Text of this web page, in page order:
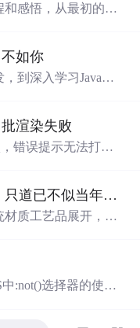
感悟，从最初的热
如你
到深入学习Java及
渲染失败
错误提示无法打开re
目录。此外，提供了
题的mel命令，以及
随思｜喜欢的东西依旧喜欢，只道已不似当年（发篇非技术闲散文章)
材质工艺品展开，探
、物我关系及时间
知维度。
:not()选择器的使用